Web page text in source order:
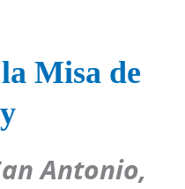
Misa de
Antonio,